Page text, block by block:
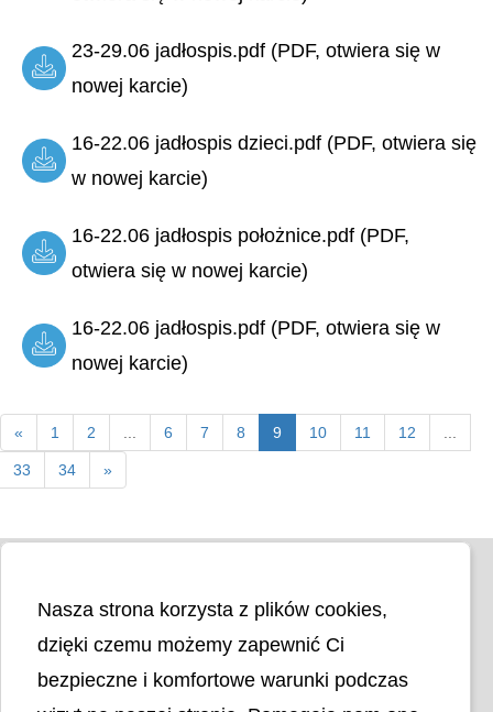
23-29.06 jadłospis.pdf (PDF, otwiera się w
nowej karcie)
16-22.06 jadłospis dzieci.pdf (PDF, otwiera się
w nowej karcie)
16-22.06 jadłospis położnice.pdf (PDF,
otwiera się w nowej karcie)
16-22.06 jadłospis.pdf (PDF, otwiera się w
nowej karcie)
« 1 2 ... 6 7 8 9 10 11 12 ...
33 34 »
Nasza strona korzysta z plików cookies,
dzięki czemu możemy zapewnić Ci
bezpieczne i komfortowe warunki podczas